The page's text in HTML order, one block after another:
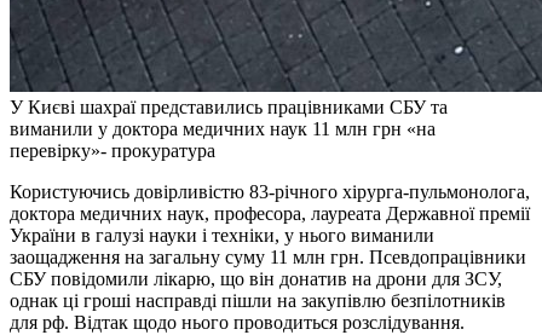
У Києві шахраї представились працівниками СБУ та
виманили у доктора медичних наук 11 млн грн «на
перевірку»- прокуратура
Користуючись довірливістю 83-річного хірурга-пульмонолога,
доктора медичних наук, професора, лауреата Державної премії
України в галузі науки і техніки, у нього виманили
заощадження на загальну суму 11 млн грн. Псевдопрацівники
СБУ повідомили лікарю, що він донатив на дрони для ЗСУ,
однак ці гроші насправді пішли на закупівлю безпілотників
для рф. Відтак щодо нього проводиться розслідування.